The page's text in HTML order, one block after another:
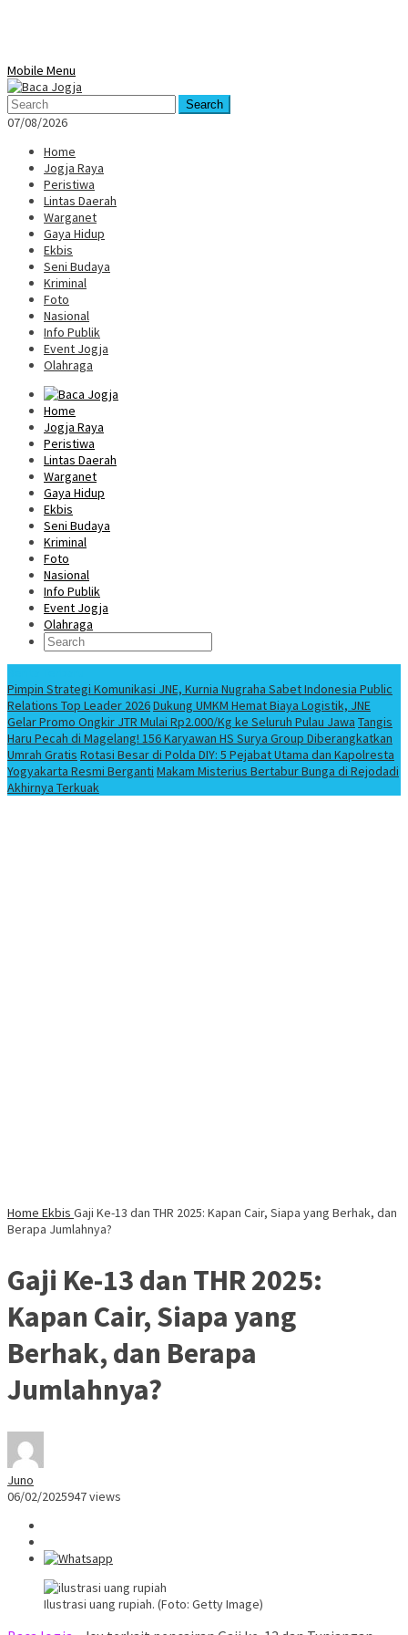
Mobile Menu
Search
07/08/2026
Home
Jogja Raya
Peristiwa
Lintas Daerah
Warganet
Gaya Hidup
Ekbis
Seni Budaya
Kriminal
Foto
Nasional
Info Publik
Event Jogja
Olahraga
Home
Jogja Raya
Peristiwa
Lintas Daerah
Warganet
Gaya Hidup
Ekbis
Seni Budaya
Kriminal
Foto
Nasional
Info Publik
Event Jogja
Olahraga
Pimpin Strategi Komunikasi JNE, Kurnia Nugraha Sabet Indonesia Public
Relations Top Leader 2026Dukung UMKM Hemat Biaya Logistik, JNE
Gelar Promo Ongkir JTR Mulai Rp2.000/Kg ke Seluruh Pulau Jawa Tangis
Haru Pecah di Magelang! 156 Karyawan HS Surya Group Diberangkatkan
Umrah Gratis Rotasi Besar di Polda DIY: 5 Pejabat Utama dan Kapolresta
Yogyakarta Resmi Berganti Makam Misterius Bertabur Bunga di Rejodadi
Akhirnya Terkuak
Home Ekbis Gaji Ke-13 dan THR 2025: Kapan Cair, Siapa yang Berhak, dan
Berapa Jumlahnya?
Gaji Ke-13 dan THR 2025:
Kapan Cair, Siapa yang
Berhak, dan Berapa
Jumlahnya?
Juno
06/02/2025947 views
Ilustrasi uang rupiah. (Foto: Getty Image)